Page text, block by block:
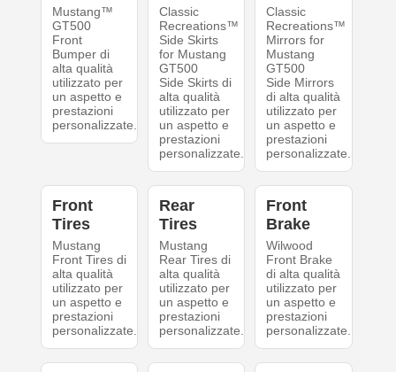
Mustang™
GT500
Front
Bumper di
alta qualità
utilizzato per
un aspetto e
prestazioni
personalizzate.
Classic
Recreations™
Side Skirts
for Mustang
GT500
Side Skirts di
alta qualità
utilizzato per
un aspetto e
prestazioni
personalizzate.
Classic
Recreations™
Mirrors for
Mustang
GT500
Side Mirrors
di alta qualità
utilizzato per
un aspetto e
prestazioni
personalizzate.
Front
Tires
Mustang
Front Tires di
alta qualità
utilizzato per
un aspetto e
prestazioni
personalizzate.
Rear
Tires
Mustang
Rear Tires di
alta qualità
utilizzato per
un aspetto e
prestazioni
personalizzate.
Front
Brake
Wilwood
Front Brake
di alta qualità
utilizzato per
un aspetto e
prestazioni
personalizzate.